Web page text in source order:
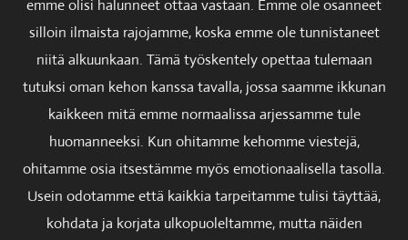
emme olisi halunneet ottaa vastaan. Emme ole osanneet
silloin ilmaista rajojamme, koska emme ole tunnistaneet
niitä alkuunkaan. Tämä työskentely opettaa tulemaan
tutuksi oman kehon kanssa tavalla, jossa saamme ikkunan
kaikkeen mitä emme normaalissa arjessamme tule
huomanneeksi. Kun ohitamme kehomme viestejä,
ohitamme osia itsestämme myös emotionaalisella tasolla.
Usein odotamme että kaikkia tarpeitamme tulisi täyttää,
kohdata ja korjata ulkopuoleltamme, mutta näiden